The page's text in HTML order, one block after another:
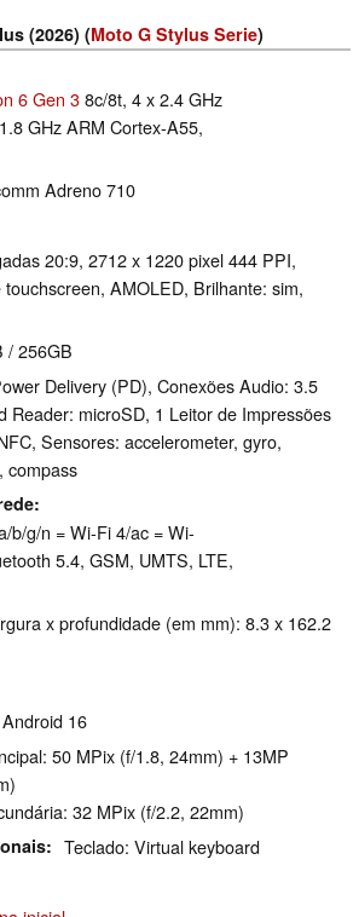
(2026) (Moto G Stylus Serie)
6 Gen 38c/8t, 4 x 2.4 GHz
GHz ARM Cortex-A55,
Adreno 710
20:9, 2712 x 1220 pixel 444 PPI,
touchscreen, AMOLED, Brilhante: sim,
/ 256GB
Delivery (PD), Conexões Audio: 3.5
Reader: microSD, 1 Leitor de Impressões
Sensores: accelerometer, gyro,
compass
b/g/n = Wi-Fi 4/ac = Wi-
5.4, GSM, UMTS, LTE,
x profundidade (em mm): 8.3 x 162.2
Android 16
50 MPix (f/1.8, 24mm) + 13MP
32 MPix (f/2.2, 22mm)
Teclado: Virtual keyboard